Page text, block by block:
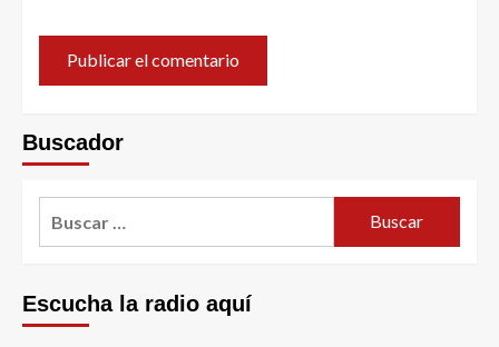
Buscador
Escucha la radio aquí